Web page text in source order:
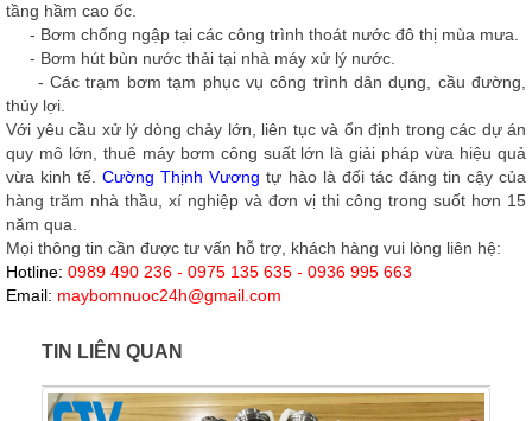
tầng hầm cao ốc.
- Bơm chống ngập tại các công trình thoát nước đô thị mùa mưa.
- Bơm hút bùn nước thải tại nhà máy xử lý nước.
- Các trạm bơm tạm phục vụ công trình dân dụng, cầu đường,
thủy lợi.
Với yêu cầu xử lý dòng chảy lớn, liên tục và ổn định trong các dự án
quy mô lớn, thuê máy bơm công suất lớn là giải pháp vừa hiệu quả
vừa kinh tế.Cường Thịnh Vương tự hào là đối tác đáng tin cậy của
hàng trăm nhà thầu, xí nghiệp và đơn vị thi công trong suốt hơn 15
năm qua.
Mọi thông tin cần được tư vấn hỗ trợ, khách hàng vui lòng liên hệ:
Hotline: 0989 490 236 - 0975 135 635 - 0936 995 663
Email: maybomnuoc24h@gmail.com
TIN LIÊN QUAN